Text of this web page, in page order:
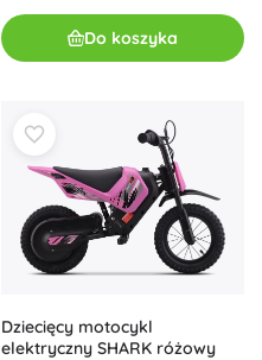
Do koszyka
Dziecięcy motocykl
elektryczny SHARK różowy